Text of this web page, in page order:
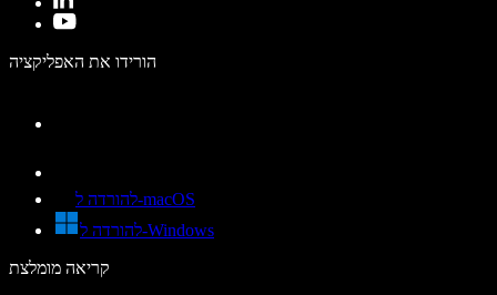
הורידו את האפליקציה
להורדה ל-macOS
להורדה ל-Windows
קריאה מומלצת